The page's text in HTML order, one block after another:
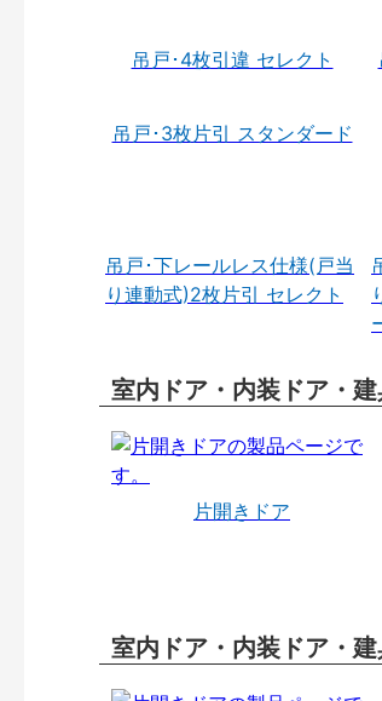
吊戸･4枚引違 セレクト
吊戸･3枚片引 スタンダード
吊戸･下レールレス仕様(戸当
り連動式)2枚片引 セレクト
室内ドア・内装ドア・
片開きドア
室内ドア・内装ドア・